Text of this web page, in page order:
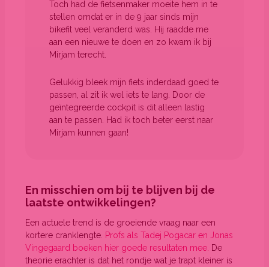
Toch had de fietsenmaker moeite hem in te
stellen omdat er in de 9 jaar sinds mijn
bikefit veel veranderd was. Hij raadde me
aan een nieuwe te doen en zo kwam ik bij
Mirjam terecht.
Gelukkig bleek mijn fiets inderdaad goed te
passen, al zit ik wel iets te lang. Door de
geïntegreerde cockpit is dit alleen lastig
aan te passen. Had ik toch beter eerst naar
Mirjam kunnen gaan!
En misschien om bij te blijven bij de
laatste ontwikkelingen?
Een actuele trend is de groeiende vraag naar een
kortere cranklengte. Profs als Tadej Pogacar en Jonas
Vingegaard boeken hier goede resultaten mee. De
theorie erachter is dat het rondje wat je trapt kleiner is